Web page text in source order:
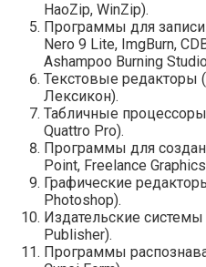
HaoZip, WinZip).
Программы для записи
Nero 9 Lite, ImgBurn,
Ashampoo Burning
Текстовые редакторы
Лексикон).
Табличные
Quattro Pro).
Программы для
Point, Freelance
Графические
Photoshop).
Издательские системы
Publisher).
Программы